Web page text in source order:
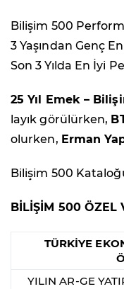
Bilişim 500
3 Yaşından Genç
Son 3 Yılda En İyi
25 Yıl Emek –
layık görülürken,
olurken, Erman
Bilişim 500
BİLİŞİM 500 ÖZEL
TÜRKİYE
YILIN AR-GE